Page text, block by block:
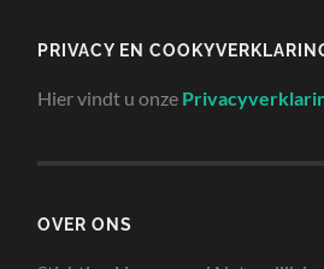
PRIVACY EN
Hier vindt u onze
OVER ONS